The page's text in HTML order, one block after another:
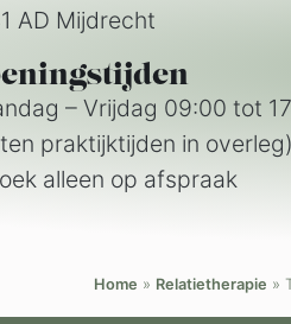
AD Mijdrecht
– Vrijdag 09:00 tot
praktijktijden in overleg)
alleen op afspraak
Home » Relatietherapie »